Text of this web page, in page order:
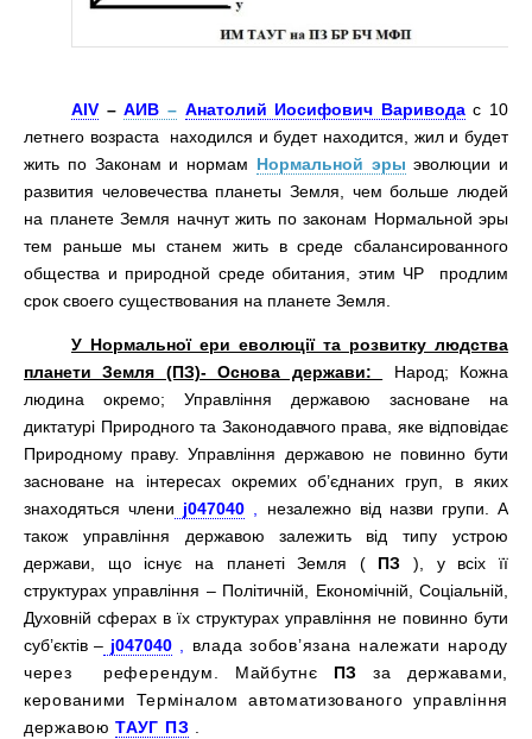
AIV –АИВ – Анатолий Иосифович Вариводас 10
летнего возраста находился и будет находится, жил и будет
жить по Законам и нормам Нормальной эры эволюции и
развития человечества планеты Земля, чем больше людей
на планете Земля начнут жить по законам Нормальной эры
тем раньше мы станем жить в среде сбалансированного
общества и природной среде обитания, этим ЧР продлим
срок своего существования на планете Земля.
У Нормальної ери еволюції та розвитку людства
планети Земля (ПЗ)- Основа держави:
Народ; Кожна
людина окремо; Управління державою засноване на
диктатурі Природного та Законодавчого права, яке відповідає
Природному праву. Управління державою не повинно бути
засноване на інтересах окремих об’єднаних груп, в яких
знаходяться члени j047040
незалежно від назви групи. А
також управління державою залежить від типу устрою
держави, що існує на планеті Земля (ПЗ ), у всіх її
структурах управління – Політичній, Економічній, Соціальній,
Духовній сферах в їх структурах управління не повинно бути
суб’єктів – j047040,
влада зобов’язана належати народу
через референдум. Майбутнє ПЗза державами,
керованими Терміналом автоматизованого управління
державоюТАУГ ПЗ